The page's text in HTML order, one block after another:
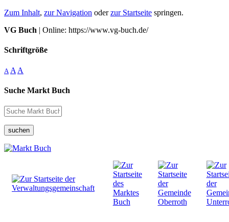
Zum Inhalt, zur Navigation oderzur Startseite springen.
VG Buch | Online: https://www.vg-buch.de/
Schriftgröße
A A A
Suche Markt Buch
suchen